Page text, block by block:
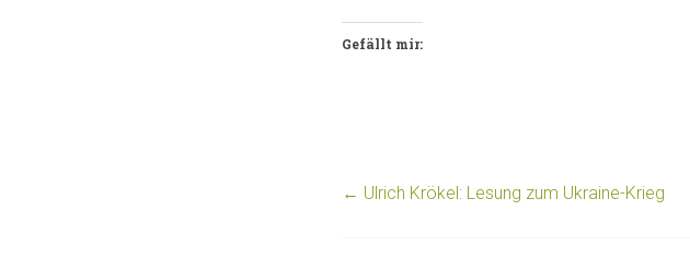
Gefällt mir:
← Ulrich Krökel: Lesung zum Ukraine-Krieg